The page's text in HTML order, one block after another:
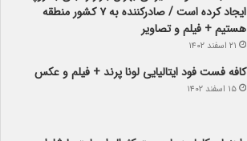
ایجاد کرده است / صادرکننده به ۷ کشور منطقه
هستیم + فیلم و تصاویر
۲۱ اسفند ۱۴۰۲
کافه فست فود ایتالیایی لونا پرند + فیلم و عکس
۱۵ اسفند ۱۴۰۲